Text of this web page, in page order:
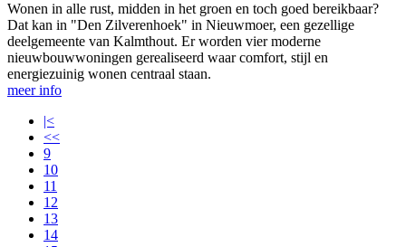
Wonen in alle rust, midden in het groen en toch goed bereikbaar?
Dat kan in "Den Zilverenhoek" in Nieuwmoer, een gezellige
deelgemeente van Kalmthout. Er worden vier moderne
nieuwbouwwoningen gerealiseerd waar comfort, stijl en
energiezuinig wonen centraal staan.
meer info
|<
<<
9
10
11
12
13
14